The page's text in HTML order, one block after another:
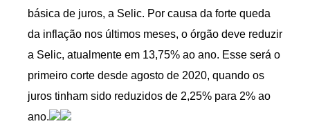
básica de juros, a Selic. Por causa da forte queda
da inflação nos últimos meses, o órgão deve reduzir
a Selic, atualmente em 13,75% ao ano. Esse será o
primeiro corte desde agosto de 2020, quando os
juros tinham sido reduzidos de 2,25% para 2% ao
ano.